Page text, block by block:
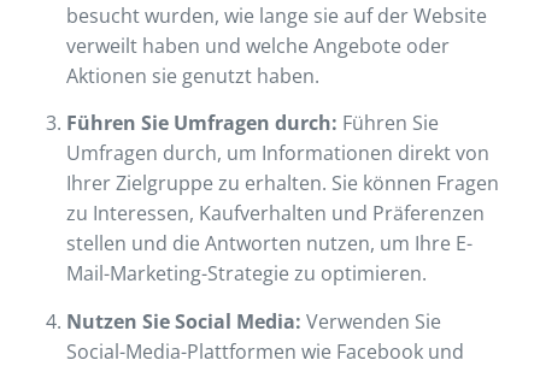
besucht wurden, wie lange sie auf der Website
verweilt haben und welche Angebote oder
Aktionen sie genutzt haben.
Führen Sie Umfragen durch: Führen Sie
Umfragen durch, um Informationen direkt von
Ihrer Zielgruppe zu erhalten. Sie können Fragen
zu Interessen, Kaufverhalten und Präferenzen
stellen und die Antworten nutzen, um Ihre E-
Mail-Marketing-Strategie zu optimieren.
Nutzen Sie Social Media: Verwenden Sie
Social-Media-Plattformen wie Facebook und